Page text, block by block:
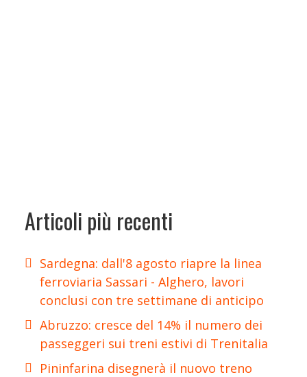
Articoli più recenti
Sardegna: dall'8 agosto riapre la linea
ferroviaria Sassari - Alghero, lavori
conclusi con tre settimane di anticipo
Abruzzo: cresce del 14% il numero dei
passeggeri sui treni estivi di Trenitalia
Pininfarina disegnerà il nuovo treno